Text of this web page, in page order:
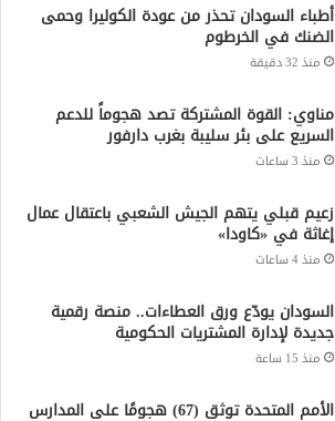
أطباء السودان تحذر من عودة الكوليرا وحمى
الضنك في الخرطوم
منذ 32 دقيقة
مناوي: القوة المشتركة تصد هجوماً للدعم
السريع على بئر سليبة بغرب دارفور
منذ 3 ساعات
زعيم قبلي يتهم الجيش الشعبي باعتقال عمال
إغاثة في «كاودا»
منذ 4 ساعات
السودان يودّع ورق العطاءات.. منصة رقمية
جديدة لإدارة المشتريات الحكومية
منذ 15 ساعة
الأمم المتحدة توثق (67) هجومًا على المدارس